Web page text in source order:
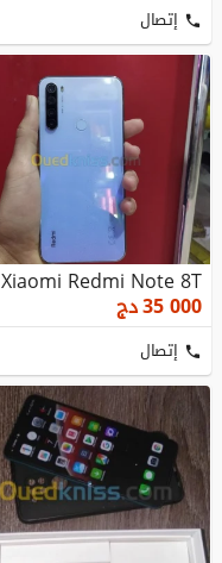
إتصال
Xiaomi Redmi Note 8T
35 000دج
إتصال